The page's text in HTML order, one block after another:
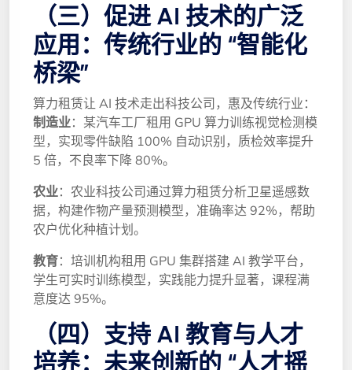
（三）促进 AI 技术的广泛
应用：传统行业的 “智能化
桥梁”
算力租赁让 AI 技术走出科技公司，惠及传统行业：
制造业：某汽车工厂租用 GPU 算力训练视觉检测模
型，实现零件缺陷 100% 自动识别，质检效率提升
5 倍，不良率下降 80%。
农业：农业科技公司通过算力租赁分析卫星遥感数
据，构建作物产量预测模型，准确率达 92%，帮助
农户优化种植计划。
教育：培训机构租用 GPU 集群搭建 AI 教学平台，
学生可实时训练模型，实践能力提升显著，课程满
意度达 95%。
（四）支持 AI 教育与人才
培养：未来创新的 “人才摇